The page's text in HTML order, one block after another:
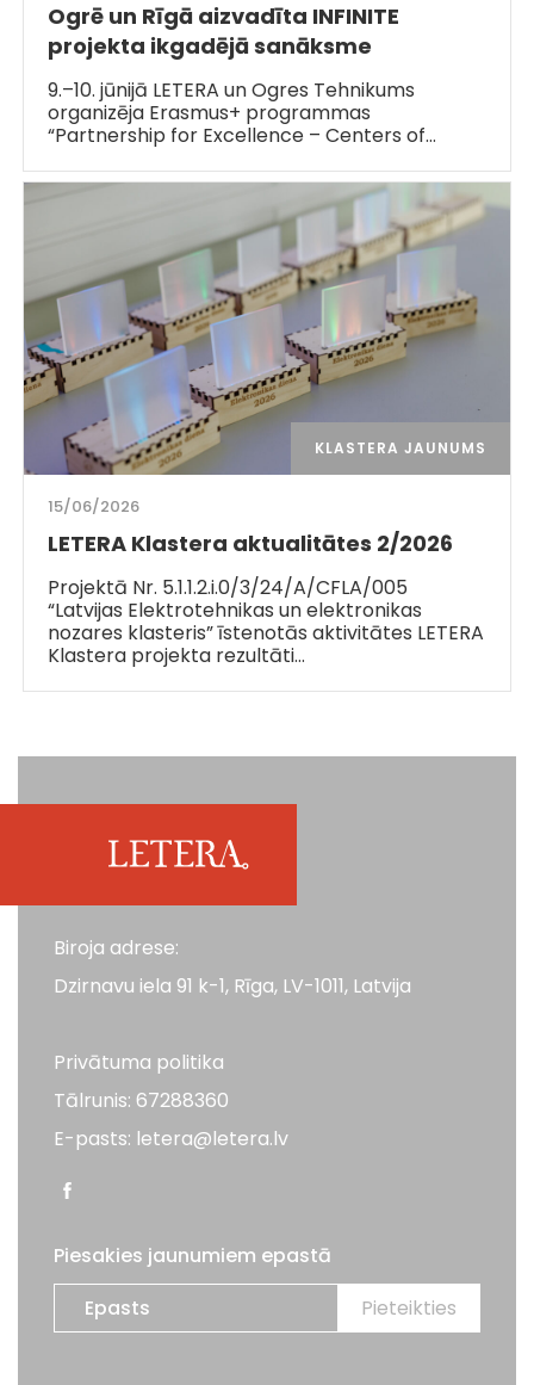
Ogrē un Rīgā aizvadīta INFINITE
projekta ikgadējā sanāksme
9.–10. jūnijā LETERA un Ogres Tehnikums
organizēja Erasmus+ programmas
“Partnership for Excellence – Centers of…
KLASTERA JAUNUMS
15/06/2026
LETERA Klastera aktualitātes 2/2026
Projektā Nr. 5.1.1.2.i.0/3/24/A/CFLA/005
“Latvijas Elektrotehnikas un elektronikas
nozares klasteris” īstenotās aktivitātes LETERA
Klastera projekta rezultāti…
Biroja adrese:
Dzirnavu iela 91 k-1, Rīga, LV-1011, Latvija
Privātuma politika
Tālrunis: 67288360
E-pasts: letera@letera.lv
Piesakies jaunumiem epastā